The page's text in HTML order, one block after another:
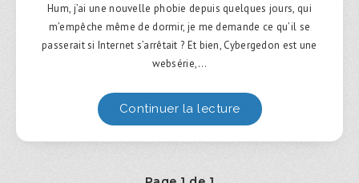
Hum, j’ai une nouvelle phobie depuis quelques jours, qui
m’empêche même de dormir, je me demande ce qu’il se
passerait si Internet s’arrêtait ? Et bien, Cybergedon est une
websérie,…
Continuer la lecture